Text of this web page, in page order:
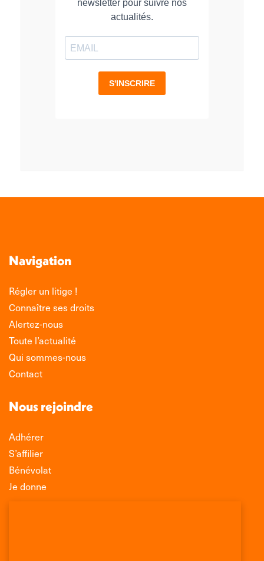
Navigation
Régler un litige !
Connaître ses droits
Alertez-nous
Toute l’actualité
Qui sommes-nous
Contact
Nous rejoindre
Adhérer
S’affilier
Bénévolat
Je donne